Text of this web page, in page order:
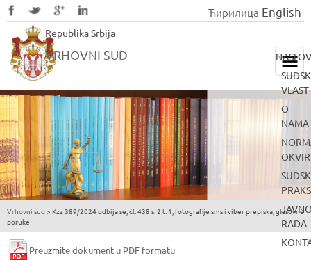
to
main
Republika Srbija
VRHOVNI SUD
Ћирилица English
VLAST
O
NAMA
OKVIR
RADA
You
are
here
Vrhovni sud > Kzz 389/2024 odbija se; čl. 438 s. 2 t. 1; fotografije sms i viber prepiska; glasovne
poruke
Preuzmite dokument u PDF formatu